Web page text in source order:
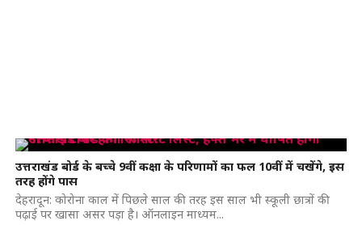
उत्तराखंड बोर्ड के बच्चे 9वीं कक्षा के परिणामों का फल 10वीं में चखेंगे, इस
तरह होंगे पास
देहरादून: कोरोना काल में पिछले साल की तरह इस साल भी स्कूली छात्रों की
पढ़ाई पर खासा असर पड़ा है। ऑनलाइन माध्यम...